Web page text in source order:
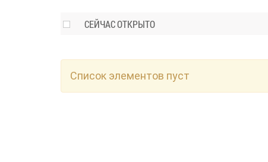
СЕЙЧАС ОТКРЫТО
Список элементов пуст